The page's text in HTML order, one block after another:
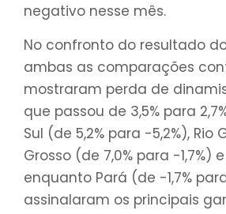
negativo nesse mês.
No confronto do resultado
ambas as comparações
mostraram perda de
que passou de 3,5% para
Sul (de 5,2% para -5,2%), Rio
Grosso (de 7,0% para -
enquanto Pará (de -1,7%
assinalaram os principais